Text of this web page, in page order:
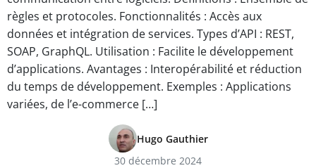
règles et protocoles. Fonctionnalités : Accès aux
données et intégration de services. Types d’API : REST,
SOAP, GraphQL. Utilisation : Facilite le développement
d’applications. Avantages : Interopérabilité et réduction
du temps de développement. Exemples : Applications
variées, de l’e-commerce […]
Hugo Gauthier
30 décembre 2024